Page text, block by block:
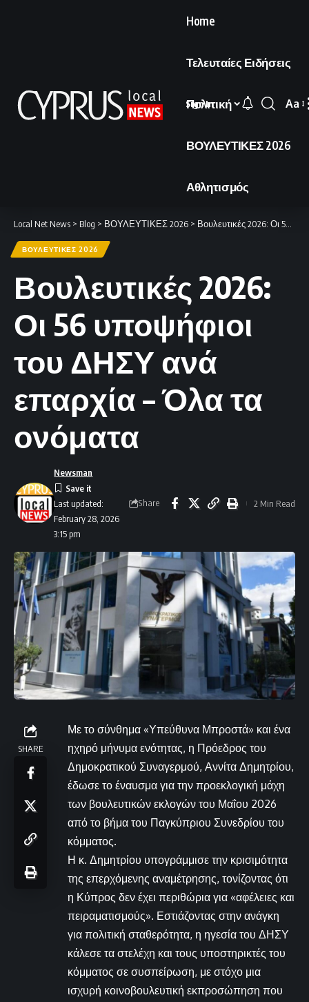
Home
Τελευταίες Ειδήσεις
Πολιτική
ΒΟΥΛΕΥΤΙΚΕΣ 2026
Αθλητισμός
Sign In
Font
Aa
Local Net News > Blog > ΒΟΥΛΕΥΤΙΚΕΣ 2026 > Βουλευτικές 2026: Οι 56 υποψήφιοι του ΔΗΣΥ ανά επαρχία – Όλα τα ονόματα
ΒΟΥΛΕΥΤΙΚΕΣ 2026
Βουλευτικές 2026:
Οι 56 υποψήφιοι
του ΔΗΣΥ ανά
επαρχία – Όλα τα
ονόματα
Last updated:
February 28, 2026
3:15 pm
Newsman
Share 2 Min Read
SHARE
Με το σύνθημα «Υπεύθυνα Μπροστά» και ένα
ηχηρό μήνυμα ενότητας, η Πρόεδρος του
Δημοκρατικού Συναγερμού, Αννίτα Δημητρίου,
έδωσε το έναυσμα για την προεκλογική μάχη
των βουλευτικών εκλογών του Μαΐου 2026
από το βήμα του Παγκύπριου Συνεδρίου του
κόμματος.
Η κ. Δημητρίου υπογράμμισε την κρισιμότητα
της επερχόμενης αναμέτρησης, τονίζοντας ότι
η Κύπρος δεν έχει περιθώρια για «αφέλειες και
πειραματισμούς». Εστιάζοντας στην ανάγκη
για πολιτική σταθερότητα, η ηγεσία του ΔΗΣΥ
κάλεσε τα στελέχη και τους υποστηρικτές του
κόμματος σε συσπείρωση, με στόχο μια
ισχυρή κοινοβουλευτική εκπροσώπηση που